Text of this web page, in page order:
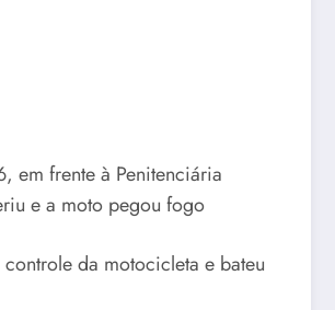
em frente à Penitenciária
e a moto pegou fogo
da motocicleta e bateu